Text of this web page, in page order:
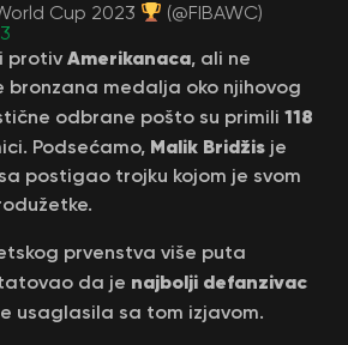
Cup 2023
(@FIBAWC)
protiv Amerikanaca, ali ne
bronzana medalja oko njihovog
odbrane pošto su primili 118
Podsećamo, Malik Bridžisje
postigao trojku kojom je svom
prvenstva više puta
da je najbolji defanzivac
usaglasila sa tom izjavom.